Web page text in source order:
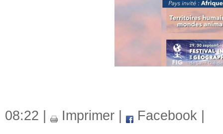
08:22 | Imprimer Facebook